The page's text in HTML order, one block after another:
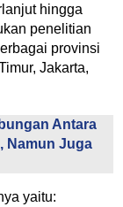
hingga
penelitian
provinsi
Jakarta,
Antara
Namun Juga
yaitu: